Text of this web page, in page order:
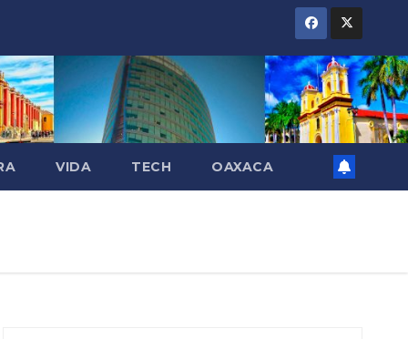
VIDA TECH OAXACA